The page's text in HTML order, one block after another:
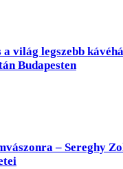
a világ legszebb
Budapesten
– Sereghy